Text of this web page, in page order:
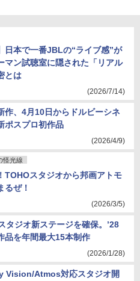
日本で一番JBLの“ライブ感”が
マン試聴室に隠された「リアル
とは
(2026/7/14)
作、4月10日からドルビーシネ
ポスプロ初作品
(2026/4/9)
怪光線
TOHOスタジオから邦画アトモ
るぜ！
(2026/3/5)
タジオ新ステージを確保。’28
品を年間最大15本制作
(2026/1/28)
Vision/Atmos対応スタジオ開